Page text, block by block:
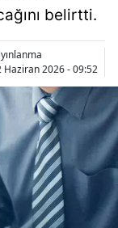
belirtti.
Haziran 2026 - 09:52